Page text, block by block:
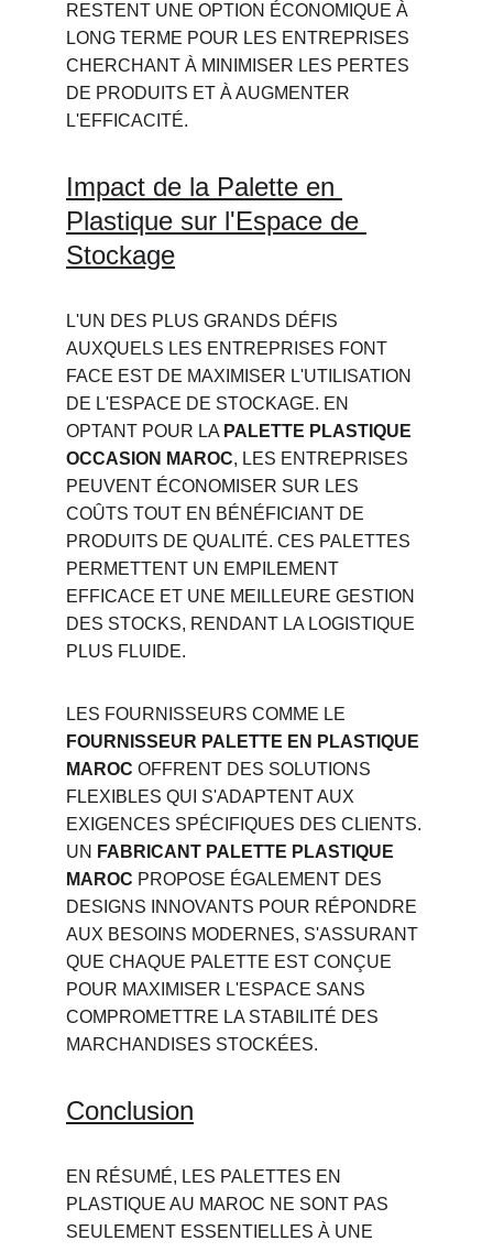
RESTENT UNE OPTION ÉCONOMIQUE À
LONG TERME POUR LES ENTREPRISES
CHERCHANT À MINIMISER LES PERTES
DE PRODUITS ET À AUGMENTER
L'EFFICACITÉ.
Impact de la Palette en
Plastique sur l'Espace de
Stockage
L'UN DES PLUS GRANDS DÉFIS
AUXQUELS LES ENTREPRISES FONT
FACE EST DE MAXIMISER L'UTILISATION
DE L'ESPACE DE STOCKAGE. EN
OPTANT POUR LA PALETTE PLASTIQUE
OCCASION MAROC, LES ENTREPRISES
PEUVENT ÉCONOMISER SUR LES
COÛTS TOUT EN BÉNÉFICIANT DE
PRODUITS DE QUALITÉ. CES PALETTES
PERMETTENT UN EMPILEMENT
EFFICACE ET UNE MEILLEURE GESTION
DES STOCKS, RENDANT LA LOGISTIQUE
PLUS FLUIDE.
LES FOURNISSEURS COMME LE
FOURNISSEUR PALETTE EN PLASTIQUE
MAROC OFFRENT DES SOLUTIONS
FLEXIBLES QUI S'ADAPTENT AUX
EXIGENCES SPÉCIFIQUES DES CLIENTS.
UN FABRICANT PALETTE PLASTIQUE
MAROC PROPOSE ÉGALEMENT DES
DESIGNS INNOVANTS POUR RÉPONDRE
AUX BESOINS MODERNES, S'ASSURANT
QUE CHAQUE PALETTE EST CONÇUE
POUR MAXIMISER L'ESPACE SANS
COMPROMETTRE LA STABILITÉ DES
MARCHANDISES STOCKÉES.
Conclusion
EN RÉSUMÉ, LES PALETTES EN
PLASTIQUE AU MAROC NE SONT PAS
SEULEMENT ESSENTIELLES À UNE